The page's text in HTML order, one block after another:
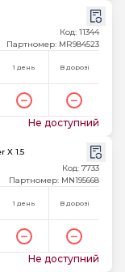
Код: 11344
Партномер: MR984523
1 день В дорозі
Не доступний
X 1.5
Код: 7733
Партномер: MN195668
1 день В дорозі
Не доступний